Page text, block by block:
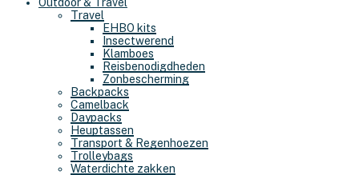
Travel
EHBO kits
Insectwerend
Klamboes
Reisbenodigdheden
Zonbescherming
Backpacks
Camelback
Daypacks
Heuptassen
Transport & Regenhoezen
Trolleybags
Waterdichte zakken